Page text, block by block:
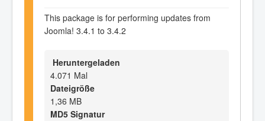
This package is for performing updates from
Joomla! 3.4.1 to 3.4.2
Heruntergeladen
4.071 Mal
Dateigröße
1,36 MB
MD5 Signatur